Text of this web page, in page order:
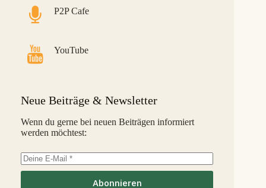
31
32 Savy
InSoil 2,6 % S
37 Linked Finance -6,3 % S
P2P Cafe
YouTube
Neue Beiträge & Newsletter
Wenn du gerne bei neuen Beiträgen informiert
werden möchtest:
Abonnieren